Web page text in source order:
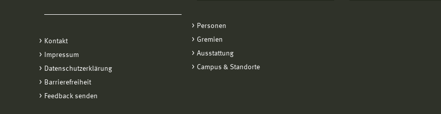
Kontakt
Impressum
Datenschutzerklärung
Barrierefreiheit
Feedback senden
Personen
Gremien
Ausstattung
Campus & Standorte